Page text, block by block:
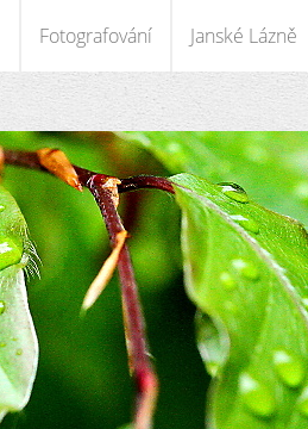
Fotografování Janské Lázně